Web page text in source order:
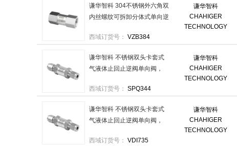
谦华智科
CHAHIGER
TECHNOLOGY
谦华智科 304不锈钢外六角双
内丝螺纹可拆卸分体式单向逆
丝NPT1寸 售卖规格：1个
西域订货号： VZB384
谦华智科
CHAHIGER
TECHNOLOGY
谦华智科 不锈钢双头卡套式
气液体止回止逆阀单向阀，
25mm-出口卡套25mm 售卖
西域订货号： SPQ344
谦华智科
CHAHIGER
TECHNOLOGY
谦华智科 不锈钢双头卡套式
气液体止回止逆阀单向阀，
3mm-出口卡套3mm 售卖规
西域订货号： VDI735